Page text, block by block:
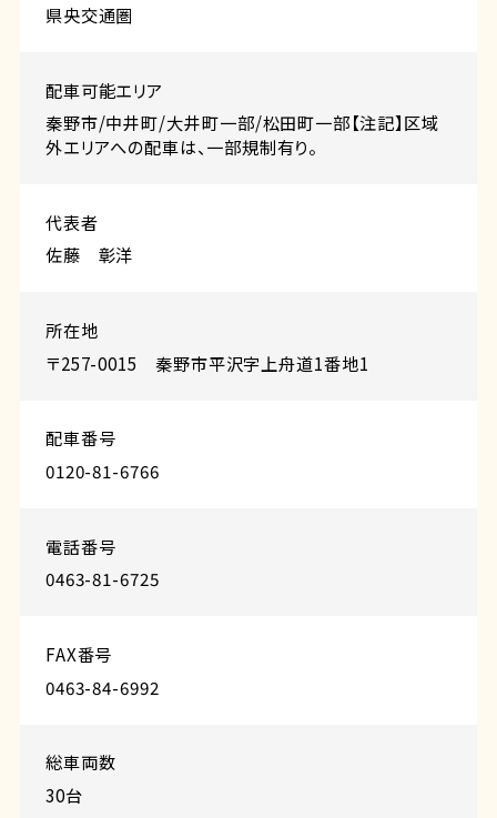
県央交通圏
配⾞可能エリア
秦野市/中井町/大井町一部/松田町一部【注記】区域
外エリアへの配車は、一部規制有り。
代表者
佐藤 彰洋
所在地
〒257-0015 秦野市平沢字上舟道1番地1
配車番号
0120-81-6766
電話番号
0463-81-6725
FAX番号
0463-84-6992
総車両数
30台